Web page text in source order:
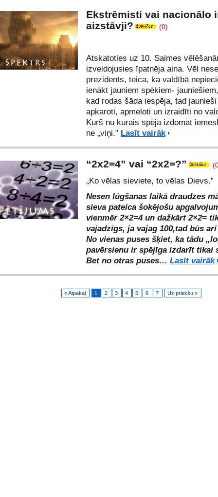
Ekstrēmisti vai nacionālo
aizstāvji?
(0)
Atskatoties uz 10. Saimes
izveidojusies īpatnēja aina. Vēl
prezidents, teica, ka valdībā
ienākt jauniem spēkiem-
kad rodas šāda iespēja, tad
apkaroti, apmeloti un izraidīti no
Kurš nu kurais spēja izdomāt
ne „viņi.” Lasīt vairāk
“2х2=4” vai “2х2=?”
„Ko vēlas sieviete, to vēlas Dievs.”
Nesen lūgšanas laikā draudzes
sieva pateica šokējošu
vienmēr 2×2=4 un dažkārt 2×2=
vajadzīgs, ja vajag 100,tad būs
No vienas puses šķiet, ka tādu
pavērsienu ir spējīga izdarīt tikai
Bet no otras puses… Lasīt vairāk
« Atpakaļ 1 2 3 4 5 6 7 Uz priekšu »